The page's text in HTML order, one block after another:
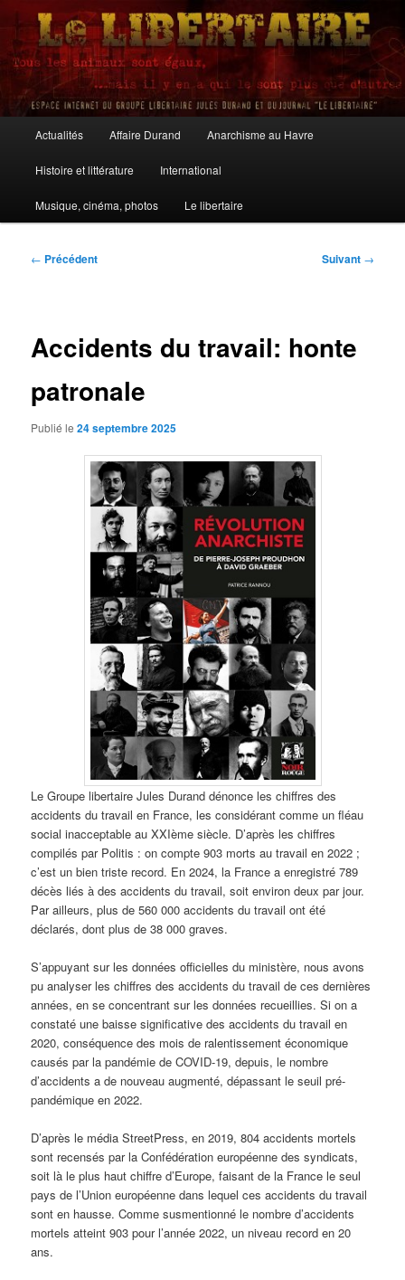
Aller
contenu
principalLe Libertaire
principal
Actualités Affaire Durand Anarchisme au Havre
Histoire et littérature International
Musique, cinéma, photos Le libertaire
Navigation
← Précédent Suivant →
Accidents du travail: honte
patronale
Publié le24 septembre 2025
Le Groupe libertaire Jules Durand dénonce les chiffres des
accidents du travail en France, les considérant comme un fléau
social inacceptable au XXIème siècle. D’après les chiffres
compilés par Politis : on compte 903 morts au travail en 2022 ;
c’est un bien triste record. En 2024, la France a enregistré 789
décès liés à des accidents du travail, soit environ deux par jour.
Par ailleurs, plus de 560 000 accidents du travail ont été
déclarés, dont plus de 38 000 graves.
S’appuyant sur les données officielles du ministère, nous avons
pu analyser les chiffres des accidents du travail de ces dernières
années, en se concentrant sur les données recueillies. Si on a
constaté une baisse significative des accidents du travail en
2020, conséquence des mois de ralentissement économique
causés par la pandémie de COVID-19, depuis, le nombre
d’accidents a de nouveau augmenté, dépassant le seuil pré-
pandémique en 2022.
D’après le média StreetPress, en 2019, 804 accidents mortels
sont recensés par la Confédération européenne des syndicats,
soit là le plus haut chiffre d’Europe, faisant de la France le seul
pays de l’Union européenne dans lequel ces accidents du travail
sont en hausse. Comme susmentionné le nombre d’accidents
mortels atteint 903 pour l’année 2022, un niveau record en 20
ans.